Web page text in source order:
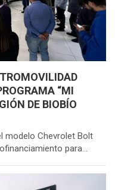
“MI
DE BIOBÍO
modelo Chevrolet Bolt
para…